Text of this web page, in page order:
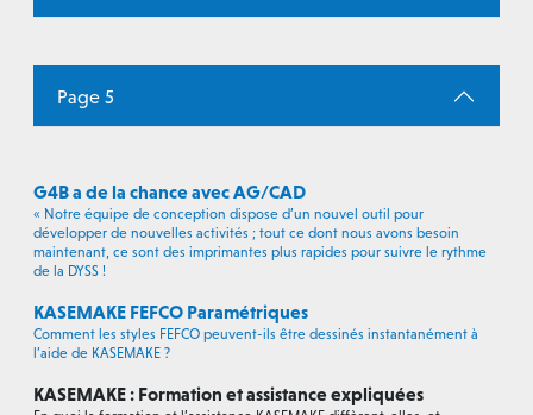
Page 5
G4B a de la chance avec AG/CAD
« Notre équipe de conception dispose d’un nouvel outil pour
développer de nouvelles activités ; tout ce dont nous avons besoin
maintenant, ce sont des imprimantes plus rapides pour suivre le rythme
de la DYSS !
KASEMAKE FEFCO Paramétriques
Comment les styles FEFCO peuvent-ils être dessinés instantanément à
l’aide de KASEMAKE ?
KASEMAKE : Formation et assistance expliquées